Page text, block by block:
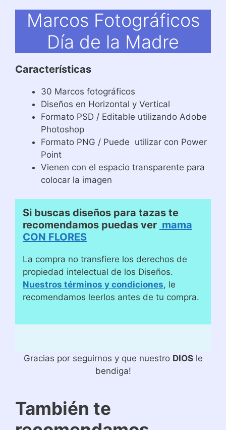
Marcos Fotográficos
Día de la Madre
Características
30 Marcos fotográficos
Diseños en Horizontal y Vertical
Formato PSD / Editable utilizando Adobe
Photoshop
Formato PNG / Puede utilizar con Power
Point
Vienen con el espacio transparente para
colocar la imagen
Si buscas diseños para tazas te
recomendamos puedas ver mama
CON FLORES
La compra no transfiere los derechos de
propiedad intelectual de los Diseños.
Nuestros términos y condiciones, le
recomendamos leerlos antes de tu compra.
Gracias por seguirnos y que nuestro DIOSle
bendiga!
También te